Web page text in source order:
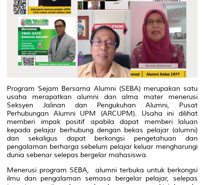
Program Sejam Bersama Alumni (SEBA) merupakan satu
usaha merapatkan alumni dan alma matermenerusi
Seksyen Jalinan dan Pengukuhan Alumni, Pusat
Perhubungan Alumni UPM (ARCUPM). Usaha ini dilihat
memberi impak positif apabila dapat memberi laluan
kepada pelajar berhubung dengan bekas pelajar (alumni)
dan sekaligus dapat berkongsi pengetahuan dan
pengalaman berharga sebelum pelajar keluar mengharungi
dunia sebenar selepas bergelar mahasiswa.
Menerusi program SEBA, alumni terbuka untuk berkongsi
ilmu dan pengalaman semasa bergelar pelajar, selepas